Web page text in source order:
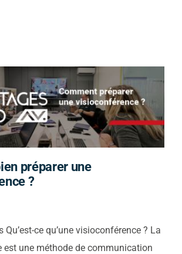
préparer une
?
ce qu’une visioconférence ? La
est une méthode de communication